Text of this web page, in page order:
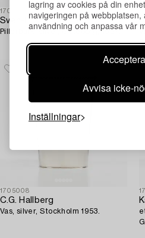
lagring av cookies på din
navigeringen på
användning och anpassa vår
Avvisa icke-
Inställningar
1705231
Sven-Erik Högberg
Pillerburk, silver, Göteborg, 1967.
1705008
C.G. Hallberg
Vas, silver, Stockholm 1953.